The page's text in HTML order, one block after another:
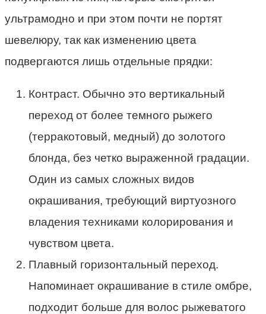
ультрамодно и при этом почти не портят
шевелюру, так как изменению цвета
подвергаются лишь отдельные прядки:
Контраст. Обычно это вертикальный
переход от более темного рыжего
(терракотовый, медный) до золотого
блонда, без четко выраженной градации.
Один из самых сложных видов
окрашивания, требующий виртуозного
владения техниками колорирования и
чувством цвета.
Плавный горизонтальный переход.
Напоминает окрашивание в стиле омбре,
подходит больше для волос рыжеватого